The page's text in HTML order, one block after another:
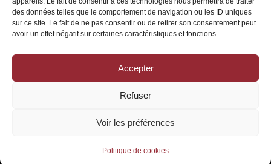
des données telles que le comportement de navigation ou les ID uniques
sur ce site. Le fait de ne pas consentir ou de retirer son consentement peut
avoir un effet négatif sur certaines caractéristiques et fonctions.
Accepter
Refuser
Voir les préférences
Politique de cookies
Déclaration de confidentialité